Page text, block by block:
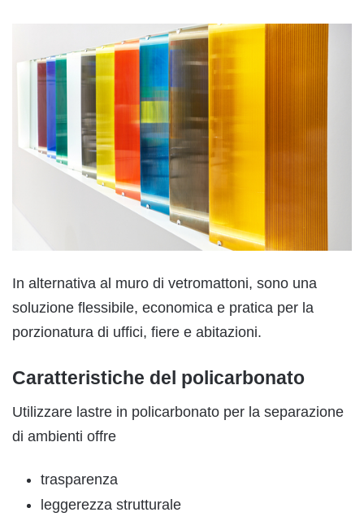
In alternativa al muro di vetromattoni, sono una
soluzione flessibile, economica e pratica per la
porzionatura di uffici, fiere e abitazioni.
Caratteristiche del policarbonato
Utilizzare lastre in policarbonato per la separazione
di ambienti offre
trasparenza
leggerezza strutturale